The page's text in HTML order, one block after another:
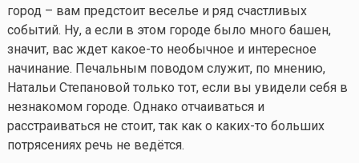
город – вам предстоит веселье и ряд счастливых
событий. Ну, а если в этом городе было много башен,
значит, вас ждет какое-то необычное и интересное
начинание. Печальным поводом служит, по мнению,
Натальи Степановой только тот, если вы увидели себя в
незнакомом городе. Однако отчаиваться и
расстраиваться не стоит, так как о каких-то больших
потрясениях речь не ведётся.